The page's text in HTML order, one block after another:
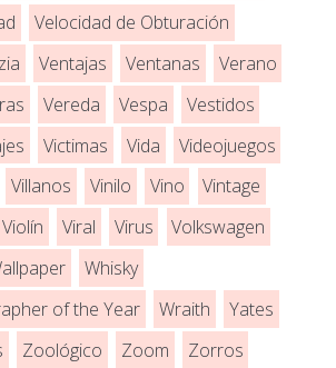
Velocidad de Obturación
Ventajas Ventanas
Verano
Vereda Vespa
Vestidos
Victimas Vida
Videojuegos
Villanos Vinilo Vino
Vintage
Violín Viral Virus
Volkswagen
Whisky
of the Year
Wraith
Yates
Zoológico Zoom Zorros